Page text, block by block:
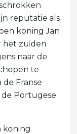
reputatie als
koning Jan
het zuiden
naar de
te
Franse
Portugese
koning